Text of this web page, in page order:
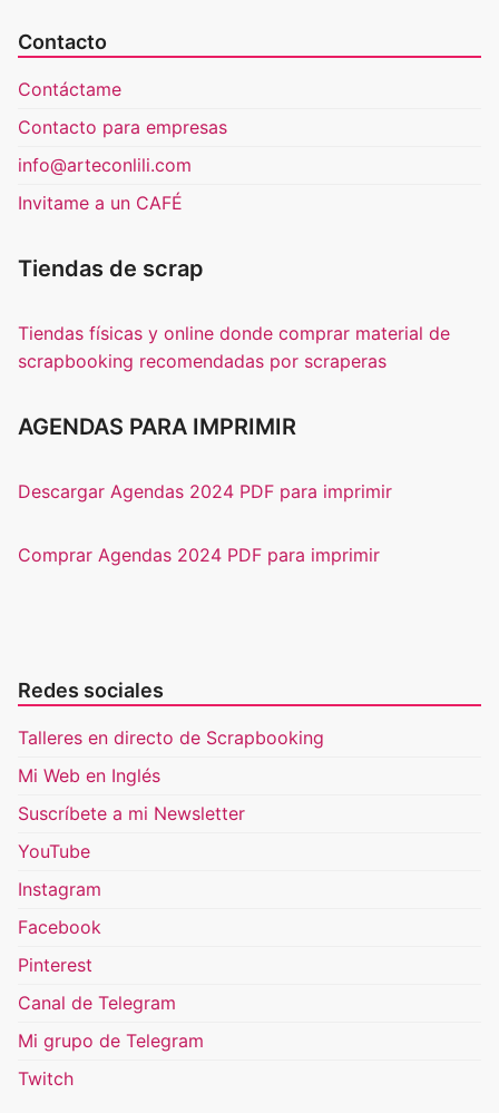
Contacto
Contáctame
Contacto para empresas
info@arteconlili.com
Invitame a un CAFÉ
Tiendas de scrap
Tiendas físicas y online donde comprar material de
scrapbooking recomendadas por scraperas
AGENDAS PARA IMPRIMIR
Descargar Agendas 2024 PDF para imprimir
Comprar Agendas 2024 PDF para imprimir
Redes sociales
Talleres en directo de Scrapbooking
Mi Web en Inglés
Suscríbete a mi Newsletter
YouTube
Instagram
Facebook
Pinterest
Canal de Telegram
Mi grupo de Telegram
Twitch